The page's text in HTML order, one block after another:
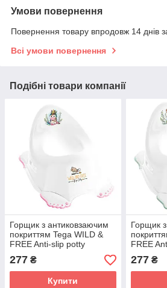
Умови повернення
Повернення товару впродовж 14 днів
Всі умови повернення
Подібні товари компанії
Горщик з антиковзаючим
покриттям Tega WILD &
FREE Anti-slip potty
UNICORN DZ-001-103-
JEDNOROŻEC-R white /
pink (білий / рожевий)
277 ₴
Купити
Горщик
FREE
FOX
white /
зелений)
277₴